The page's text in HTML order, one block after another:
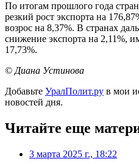
По итогам прошлого года
резкий рост экспорта на
возрос на 8,37%. В странах
снижение экспорта на 2,11%,
17,73%.
© Диана Устинова
Добавьте УралПолит.ру в мои
новостей дня.
Читайте еще
3 марта 2025 г., 18:22